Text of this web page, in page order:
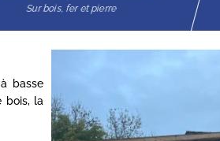
Sur bois, fer et pierre
basse
bois, la